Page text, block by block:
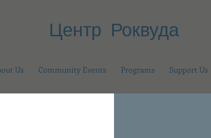
Центр Роквуда
Us Community Events Programs Support Us